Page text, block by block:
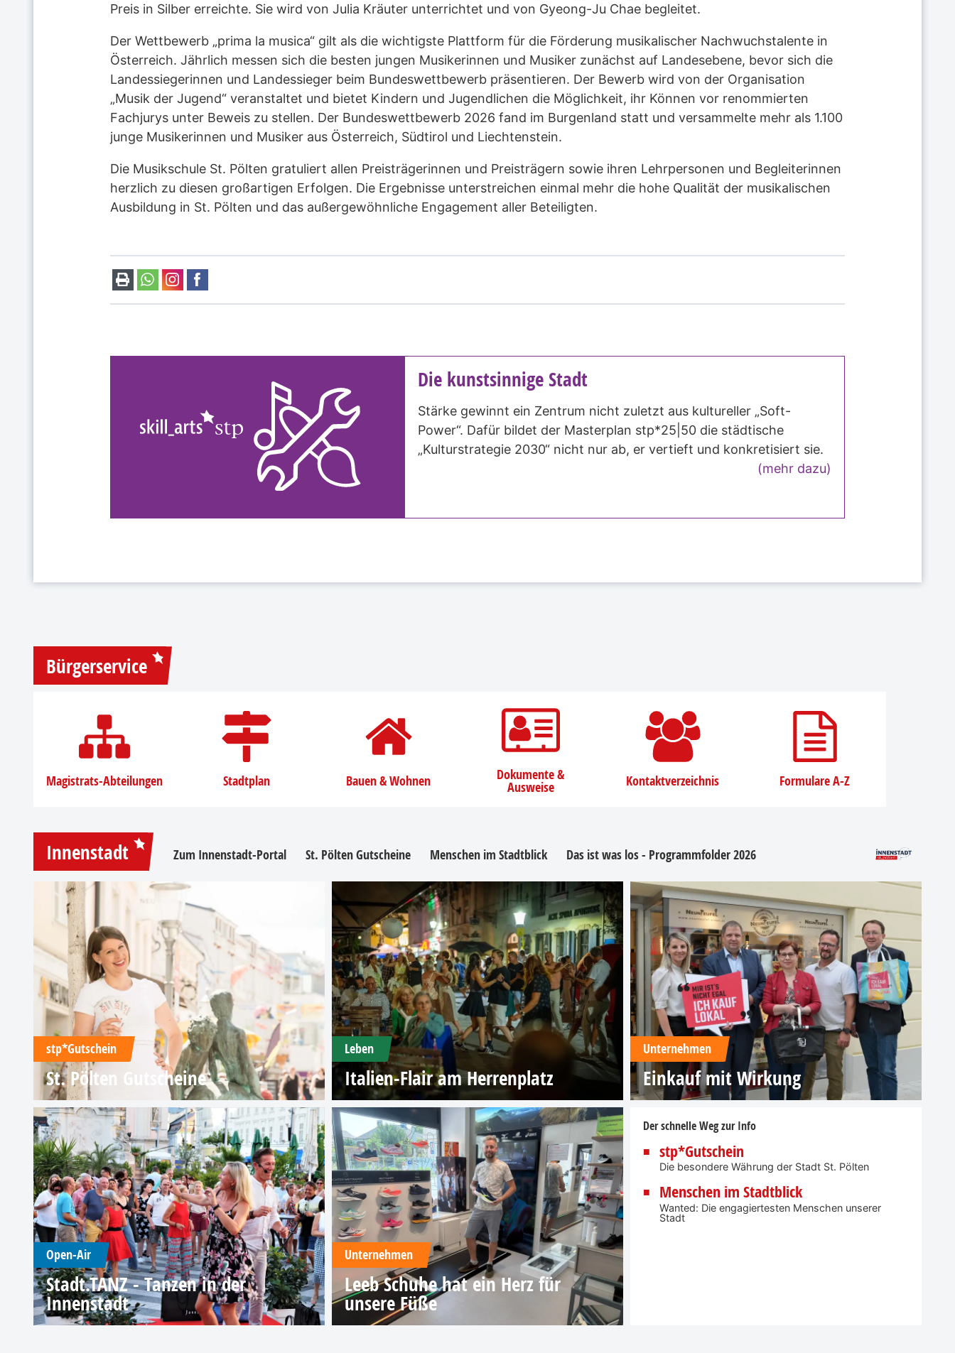
Preis in Silber erreichte. Sie wird von Julia Kräuter unterrichtet und von Gyeong-Ju Chae begleitet.
Der Wettbewerb „prima la musica“ gilt als die wichtigste Plattform für die Förderung musikalischer Nachwuchstalente in
Österreich. Jährlich messen sich die besten jungen Musikerinnen und Musiker zunächst auf Landesebene, bevor sich die
Landessiegerinnen und Landessieger beim Bundeswettbewerb präsentieren. Der Bewerb wird von der Organisation
„Musik der Jugend“ veranstaltet und bietet Kindern und Jugendlichen die Möglichkeit, ihr Können vor renommierten
Fachjurys unter Beweis zu stellen. Der Bundeswettbewerb 2026 fand im Burgenland statt und versammelte mehr als 1.100
junge Musikerinnen und Musiker aus Österreich, Südtirol und Liechtenstein.
Die Musikschule St. Pölten gratuliert allen Preisträgerinnen und Preisträgern sowie ihren Lehrpersonen und Begleiterinnen
herzlich zu diesen großartigen Erfolgen. Die Ergebnisse unterstreichen einmal mehr die hohe Qualität der musikalischen
Ausbildung in St. Pölten und das außergewöhnliche Engagement aller Beteiligten.
Die kunstsinnige Stadt
Stärke gewinnt ein Zentrum nicht zuletzt aus kultureller „Soft-
Power“. Dafür bildet der Masterplan stp*25|50 die städtische
„Kulturstrategie 2030“ nicht nur ab, er vertieft und konkretisiert sie.
(mehr dazu)
Bürgerservice
Magistrats-Abteilungen Stadtplan Bauen & Wohnen Dokumente &
Ausweise Kontaktverzeichnis Formulare A-Z
Innenstadt Zum Innenstadt-Portal St. Pölten Gutscheine Menschen im Stadtblick Das ist was los - Programmfolder 2026
stp*Gutschein
St. Pölten Gutscheine
Leben
Italien-Flair am Herrenplatz
Unternehmen
Einkauf mit Wirkung
Open-Air
Stadt.TANZ - Tanzen in der
Innenstadt
Unternehmen
Leeb Schuhe hat ein Herz für
unsere Füße
Der schnelle Weg zur Info
stp*Gutschein
Die besondere Währung der Stadt St. Pölten
Menschen im Stadtblick
Wanted: Die engagiertesten Menschen unserer
Stadt